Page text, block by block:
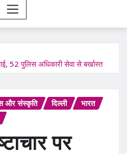
52 पुलिस अधिकारी सेवा से बर्खास्त
और संस्कृति दिल्ली
भारत
पर